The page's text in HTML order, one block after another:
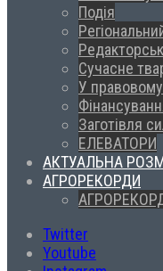
Подія
Сучасне
У правовому
Заготівля
ЕЛЕВАТОРИ
АКТУАЛЬНА
АГРОРЕКОРДИ
Twitter
Youtube